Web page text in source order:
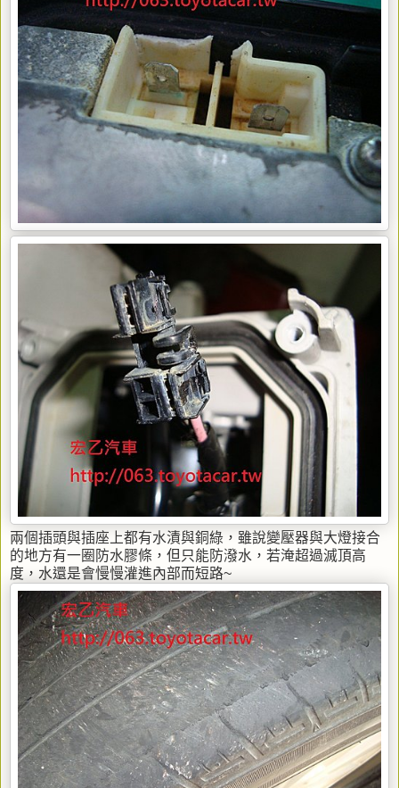
兩個插頭與插座上都有水漬與銅綠，雖說變壓器與大燈接合
的地方有一圈防水膠條，但只能防潑水，若淹超過滅頂高
度，水還是會慢慢灌進內部而短路~